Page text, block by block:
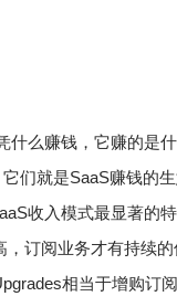
什么赚钱，它赚的是
们就是SaaS赚钱的生
收入模式最显著的
订阅业务才有持续的
相当于增购订